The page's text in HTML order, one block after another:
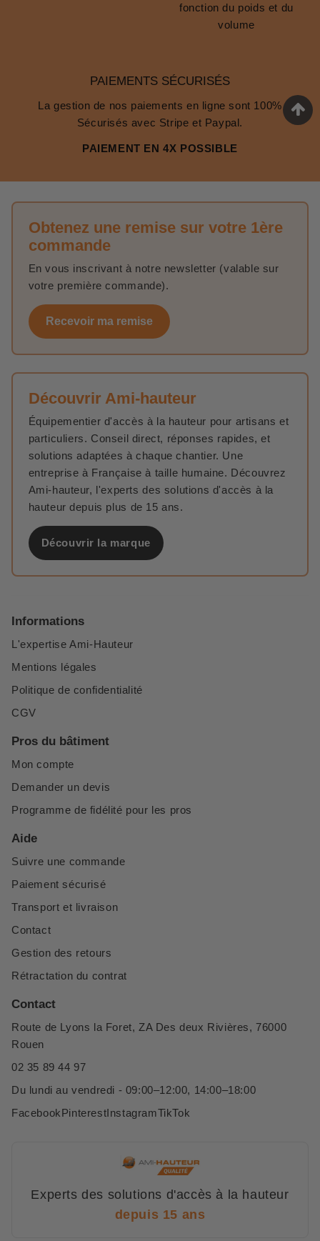
fonction du poids et du
volume
PAIEMENTS SÉCURISÉS
La gestion de nos paiements en ligne sont 100%
Sécurisés avec Stripe et Paypal.
PAIEMENT EN 4X POSSIBLE
Obtenez une remise sur votre 1ère
commande
En vous inscrivant à notre newsletter (valable sur
votre première commande).
Recevoir ma remise
Découvrir Ami-hauteur
Équipementier d'accès à la hauteur pour artisans et
particuliers. Conseil direct, réponses rapides, et
solutions adaptées à chaque chantier. Une
entreprise à Française à taille humaine. Découvrez
Ami-hauteur, l'experts des solutions d'accès à la
hauteur depuis plus de 15 ans.
Découvrir la marque
Informations
L'expertise Ami-Hauteur
Mentions légales
Politique de confidentialité
CGV
Pros du bâtiment
Mon compte
Demander un devis
Programme de fidélité pour les pros
Aide
Suivre une commande
Paiement sécurisé
Transport et livraison
Contact
Gestion des retours
Rétractation du contrat
Contact
Route de Lyons la Foret, ZA Des deux Rivières, 76000
Rouen
02 35 89 44 97
Du lundi au vendredi - 09:00–12:00, 14:00–18:00
FacebookPinterestInstagramTikTok
Experts des solutions d'accès à la hauteur
depuis 15 ans